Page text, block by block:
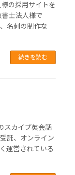
の採用サイトを
士法人様で
名刺の制作な
続きを読む
スカイプ英会話
託、オンライン
運営されている